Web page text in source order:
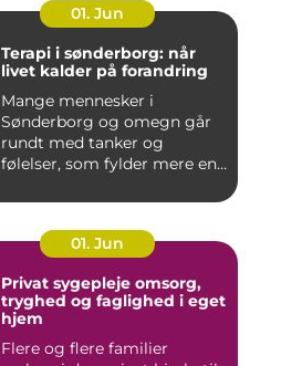
01. Jun
Terapi i sønderborg: når
livet kalder på forandring
Mange mennesker i
Sønderborg og omegn går
rundt med tanker og
følelser, som fylder mere end
01. Jun
Privat sygepleje omsorg,
tryghed og faglighed i eget
hjem
Flere og flere familier